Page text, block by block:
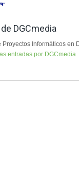
DGCmedia
Proyectos Informáticos en
entradas por DGCmedia